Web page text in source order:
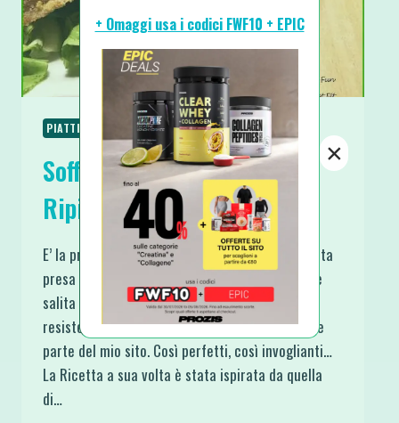
PIATTI UNICI RICETTE RICETTE BASE
Sofficini Fit: Sorrisi Light
Ripieni e Impanati
E’ la prima volta che ospito per intero una ricetta
presa da altri blog. Quando ho visto la foto mi è
salita così tanto l’acquolina che non ho potuto
resistere a chiederla in prestito, volevo facesse
parte del mio sito. Così perfetti, così invoglianti…
La Ricetta a sua volta è stata ispirata da quella
di…
+ Omaggi usa i codici FWF10 + EPIC
×